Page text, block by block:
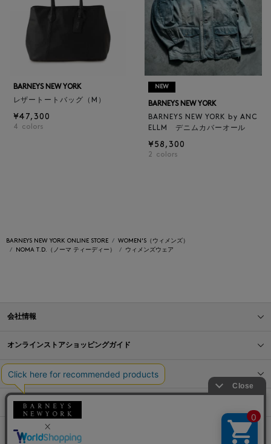
BARNEYS NEW YORK
レザートートバッグ（M）
¥47,300
4 colors
NEW
BARNEYS NEW YORK
BARNEYS NEW YORK by ANC
ELLM デニムカバーオール
¥58,300
2 colors
BARNEYS NEW YORK ONLINE STORE
WOMEN'S（ウィメンズ）
NOMA T.D.（ノーマ ティーディー）
ウィメンズウェア
会社情報
オンラインストアショッピングガイド
店舗情報
サービス